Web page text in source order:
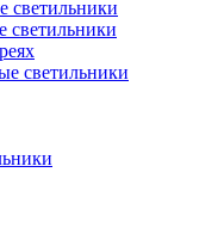
светильники
светильники
светильники